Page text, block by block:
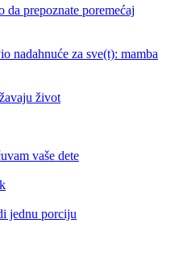
prepoznate poremećaj
nadahnuće za sve(t): mamba
život
vaše dete
jednu porciju